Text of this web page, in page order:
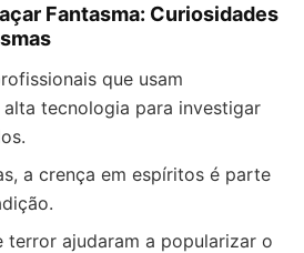
Fantasma: Curiosidades
que usam
tecnologia para investigar
a crença em espíritos é parte
terror ajudaram a popularizar o